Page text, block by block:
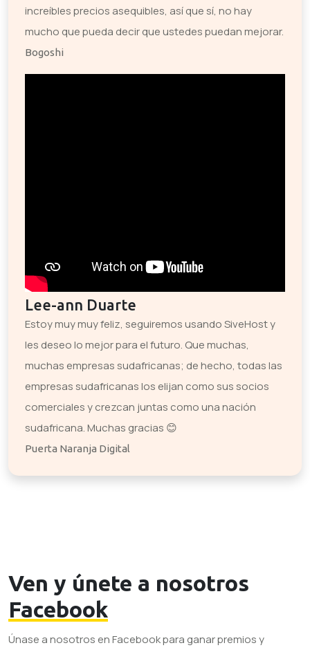
increíbles precios asequibles, así que sí, no hay
mucho que pueda decir que ustedes puedan mejorar.
Bogoshi
Lee-ann Duarte
Estoy muy muy feliz, seguiremos usando SiveHost y
les deseo lo mejor para el futuro. Que muchas,
muchas empresas sudafricanas; de hecho, todas las
empresas sudafricanas los elijan como sus socios
comerciales y crezcan juntas como una nación
sudafricana. Muchas gracias 😊
Puerta Naranja Digital
Ven y únete a nosotros
Facebook
Únase a nosotros en Facebook para ganar premios y